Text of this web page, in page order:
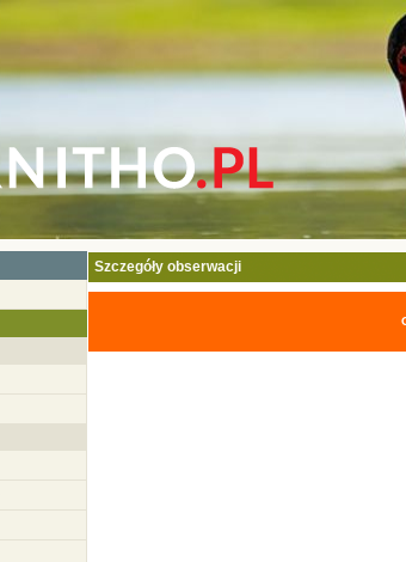
Szczegóły obserwacji